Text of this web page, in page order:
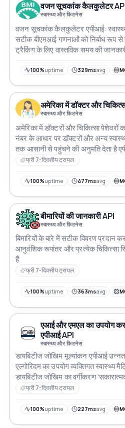
वजन सूचकांक कैलकुलेटर
स्वास्थ्य और फिटनेस
वजन सूचकांक कैलकुलेटर एपीआई:
सटीक बीएमआई गणनाओं को निर्बाध रूप
ट्रैकिंग के लिए वास्तविक समय की
100%uptime 329msavg
अमेरिका में डॉक्टर और
स्वास्थ्य और फिटनेस
अमेरिका में डॉक्टरों और चिकित्सा
नंबर के आधार पर डॉक्टरों और अन्य
तक आसानी से पहुंचने की अनुमति देता है
और इसे चिकित्सा शोध और मरीजों की
फ्री 7-दिवसीय ट्रायल
100%uptime 477msavg
बीमारियों की जानकारी API
स्वास्थ्य और फिटनेस
बिमारियों के बारे में सटीक विवरण प्रदान
आनुवंशिक रूपांतर और प्रत्येक चिकित्सा
हैं
फ्री 7-दिवसीय ट्रायल
100%uptime 363msavg
एआई और एमएल का उपयोग
एपीआई API
स्वास्थ्य और फिटनेस
डायबिटीज जोखिम मूल्यांकन एपीआई
एल्गोरिदम का उपयोग व्यक्तिगत
डायबिटीज जोखिम का वर्गीकरण
प्रदान करने के लिए करता है
फ्री 7-दिवसीय ट्रायल
100%uptime 227msavg